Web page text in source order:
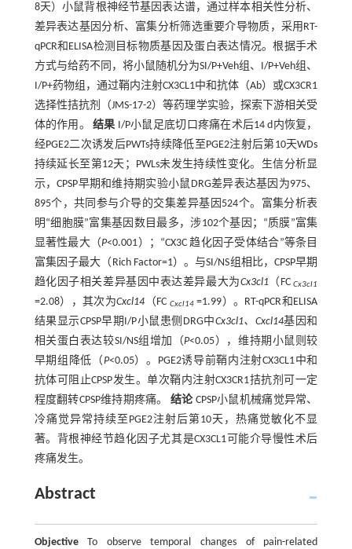
8天）小鼠背根神经节基因表达谱，通过样本相关性分析、
差异表达基因分析、富集分析筛选重要介导物质，采用RT-
qPCR和ELISA检测目标物质基因及蛋白表达情况。根据手术
方式与给药不同，将小鼠随机分为SI/P+Veh组、I/P+Veh组、
I/P+药物组，通过鞘内注射CX3CL1中和抗体（Ab）或CX3CR1
选择性拮抗剂（JMS-17-2）等药理学实验，探索下游相关受
体的作用。结果 I/P小鼠足底切口疼痛在术后14 d内恢复，
经PGE2二次诱发后PWTs持续降低至PGE2注射后第10天WDs
持续延长至第12天；PWLs未发生持续性变化。生信分析显
示，CPSP早期和维持期实验小鼠DRG差异表达基因为975、
895个，共同参与介导的交集差异基因524个。富集分析表
明“细胞膜”富集基因数目最多，涉102个基因；“质膜”富集
显著性最大（P<0.001）；“CX3C 趋化因子受体结合”等条目
富集因子最大（Rich Factor=1）。与SI/NS组相比，CPSP早期
趋化因子相关差异基因中表达差异最大为Cx3cl1（FCCx3cl1
=2.08），其次为Cxcl14 （FC Cxcl14=1.99）。RT-qPCR和ELISA
结果显示CPSP早期I/P小鼠患侧DRG中Cx3cl1、Cxcl14基因和
相关蛋白表达较SI/NS组增加（P<0.05），维持期小鼠则较
早期组降低（P<0.05）。PGE2诱导前鞘内注射CX3CL1中和
抗体可阻止CPSP发生。单次鞘内注射CX3CR1拮抗剂可一定
程度翻转CPSP维持期疼痛。 结论CPSP小鼠机械痛觉异常、
冷痛觉异常持续至PGE2注射后第10天，热痛觉敏化不显
著。背根神经节趋化因子尤其是CX3CL1可能介导慢性术后
疼痛发生。
Abstract
ObjectiveTo observe temporal changes of pain-related